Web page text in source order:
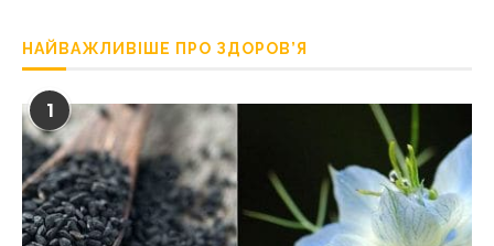
НАЙВАЖЛИВІШЕ ПРО ЗДОРОВ’Я
1